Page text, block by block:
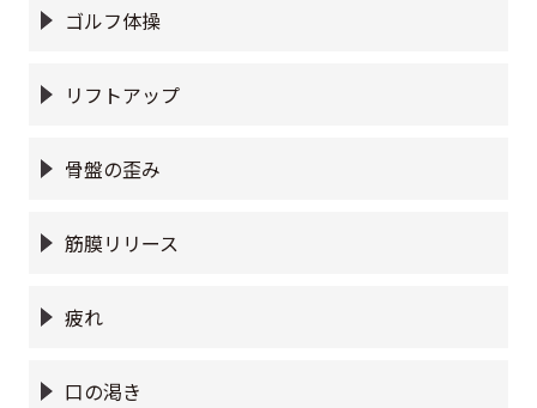
ゴルフ体操
リフトアップ
骨盤の歪み
筋膜リリース
疲れ
口の渇き